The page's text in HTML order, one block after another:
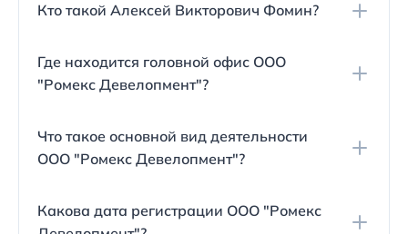
Кто такой Алексей Викторович Фомин?
ООО "Ромекс Девелопмент", строительной
компании, известной в Анапе благодаря ЖК
Где находится головной офис ООО
"Ромекс Девелопмент"?
Краснодар, ул. Новороссийская, д. 41, индекс
350059.
Что такое основной вид деятельности
ООО "Ромекс Девелопмент"?
строительство жилых и нежилых зданий, а также
Какова дата регистрации ООО "Ромекс